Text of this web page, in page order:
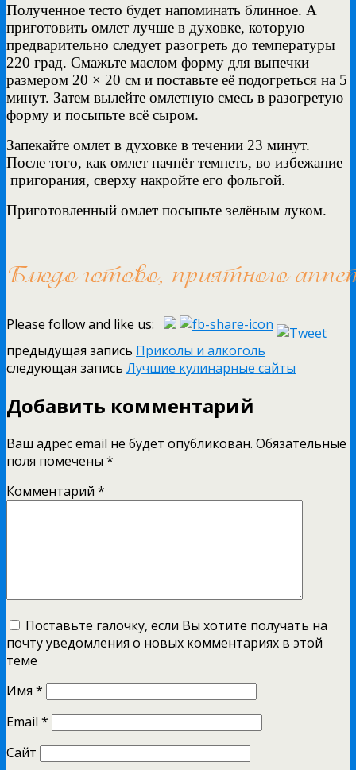
Полученное тесто будет напоминать блинное. А
приготовить омлет лучше в духовке, которую
предварительно следует разогреть до температуры
220 град. Смажьте маслом форму для выпечки
размером 20 × 20 см и поставьте её подогреться на 5
минут. Затем вылейте омлетную смесь в разогретую
форму и посыпьте всё сыром.
Запекайте омлет в духовке в течении 23 минут.
После того, как омлет начнёт темнеть, во избежание
пригорания, сверху накройте его фольгой.
Приготовленный омлет посыпьте зелёным луком.
Please follow and like us:
предыдущая запись Приколы и алкоголь
следующая запись Лучшие кулинарные сайты
Добавить комментарий
Ваш адрес email не будет опубликован. Обязательные
поля помечены *
Комментарий *
Поставьте галочку, если Вы хотите получать на
почту уведомления о новых комментариях в этой
теме
Имя *
Email *
Сайт